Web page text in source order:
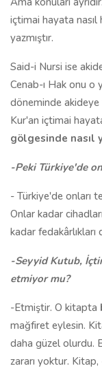
içtimai hayata nasıl
yazmıştır.
Said-i Nursi ise
Cenab-ı Hak onu o
döneminde akideye
Kur'an içtimai
gölgesinde nasıl
-Peki Türkiye'de
- Türkiye'de onları
Onlar kadar
kadar fedakârlıkları
-Seyyid Kutub,
etmiyor mu?
-Etmiştir. O kitapta
mağfiret eylesin.
daha güzel olurdu.
zararı yoktur. Kitap,